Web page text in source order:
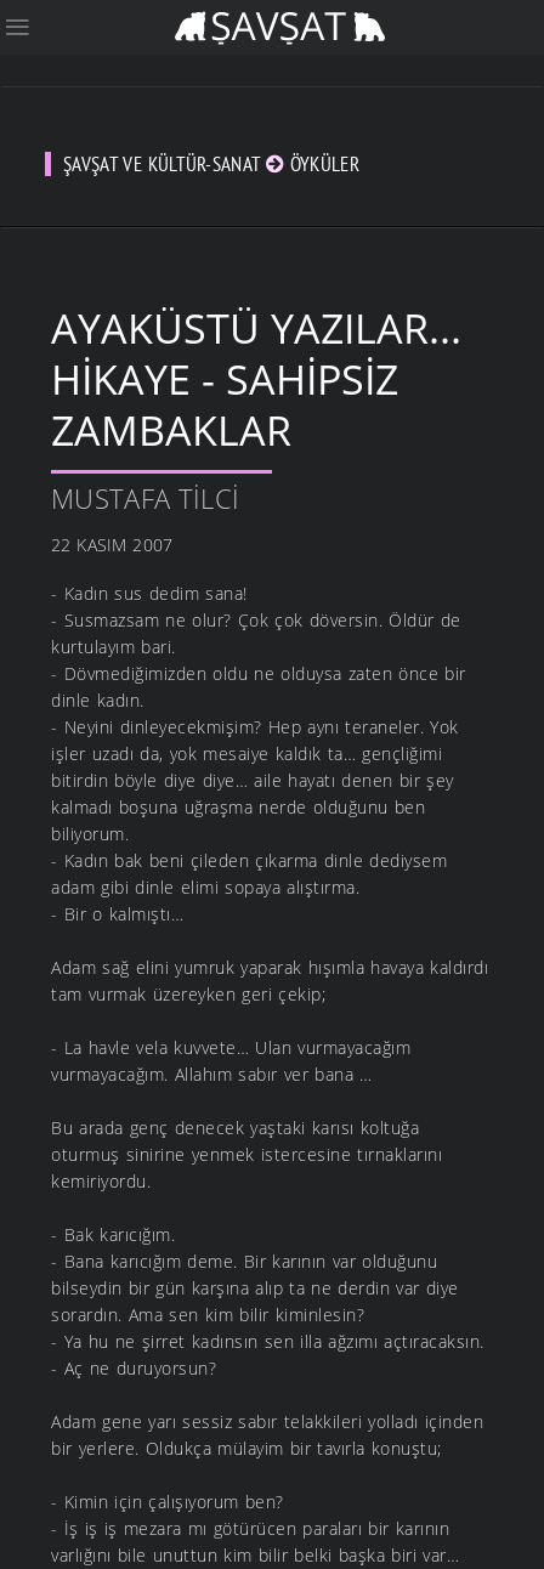
ŞAVŞAT VE KÜLTÜR-SANAT ÖYKÜLER
AYAKÜSTÜ YAZILAR...
HIKAYE - SAHIPSIZ
ZAMBAKLAR
MUSTAFA TILCI
22 KASIM 2007
- Kadın sus dedim sana!
- Susmazsam ne olur? Çok çok döversin. Öldür de
kurtulayım bari.
- Dövmediğimizden oldu ne olduysa zaten önce bir
dinle kadın.
- Neyini dinleyecekmişim? Hep aynı teraneler. Yok
işler uzadı da, yok mesaiye kaldık ta… gençliğimi
bitirdin böyle diye diye… aile hayatı denen bir şey
kalmadı boşuna uğraşma nerde olduğunu ben
biliyorum.
- Kadın bak beni çileden çıkarma dinle dediysem
adam gibi dinle elimi sopaya alıştırma.
- Bir o kalmıştı…
Adam sağ elini yumruk yaparak hışımla havaya kaldırdı
tam vurmak üzereyken geri çekip;
- La havle vela kuvvete… Ulan vurmayacağım
vurmayacağım. Allahım sabır ver bana …
Bu arada genç denecek yaştaki karısı koltuğa
oturmuş sinirine yenmek istercesine tırnaklarını
kemiriyordu.
- Bak karıcığım.
- Bana karıcığım deme. Bir karının var olduğunu
bilseydin bir gün karşına alıp ta ne derdin var diye
sorardın. Ama sen kim bilir kiminlesin?
- Ya hu ne şirret kadınsın sen illa ağzımı açtıracaksın.
- Aç ne duruyorsun?
Adam gene yarı sessiz sabır telakkileri yolladı içinden
bir yerlere. Oldukça mülayim bir tavırla konuştu;
- Kimin için çalışıyorum ben?
- İş iş iş mezara mı götürücen paraları bir karının
varlığını bile unuttun kim bilir belki başka biri var…